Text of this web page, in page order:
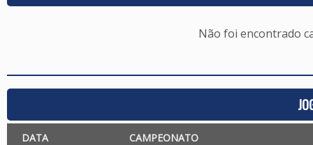
Não foi encontrado
DATA CAMPEONATO